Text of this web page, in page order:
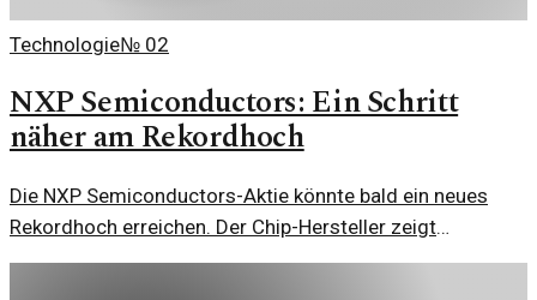
Technologie№ 02
NXP Semiconductors: Ein Schritt
näher am Rekordhoch
Die NXP Semiconductors-Aktie könnte bald ein neues
Rekordhoch erreichen. Der Chip-Hersteller zeigt
beeindruckende Entwicklungen und Innovationen, die das